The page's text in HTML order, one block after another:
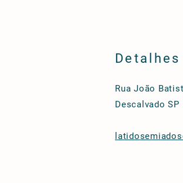
Detalhes
Rua João
Descalvado SP